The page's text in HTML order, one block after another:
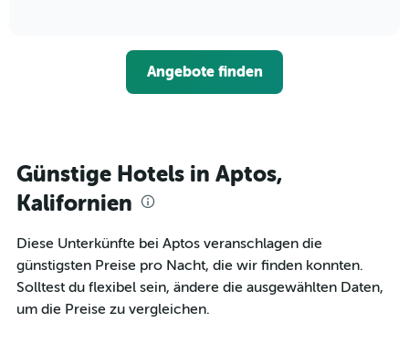
Zimmerpreis
anzeigt.
näher
das
Aufenthaltsdatum
rückt.
Diagramm
hat
1
Angebote finden
Günstige Hotels in Aptos,
Kalifornien
Diese Unterkünfte bei Aptos veranschlagen die
günstigsten Preise pro Nacht, die wir finden konnten.
Solltest du flexibel sein, ändere die ausgewählten Daten,
um die Preise zu vergleichen.